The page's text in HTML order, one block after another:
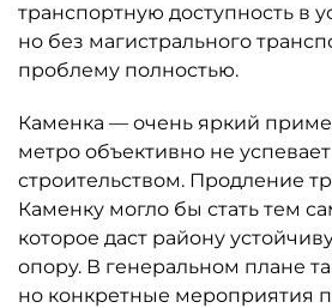
транспортную доступность в
но без магистрального
проблему полностью.
Каменка — очень яркий
метро объективно не успевает
строительством. Продление
Каменку могло бы стать тем
которое даст району
опору. В генеральном плане
но конкретные мероприятия